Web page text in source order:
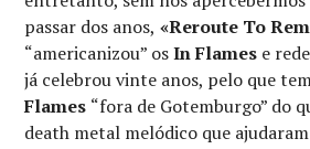
passar dos anos, «Reroute To
“americanizou” osIn Flames e
já celebrou vinte anos, pelo que
Flames “fora de Gotemburgo” do
death metal melódico que